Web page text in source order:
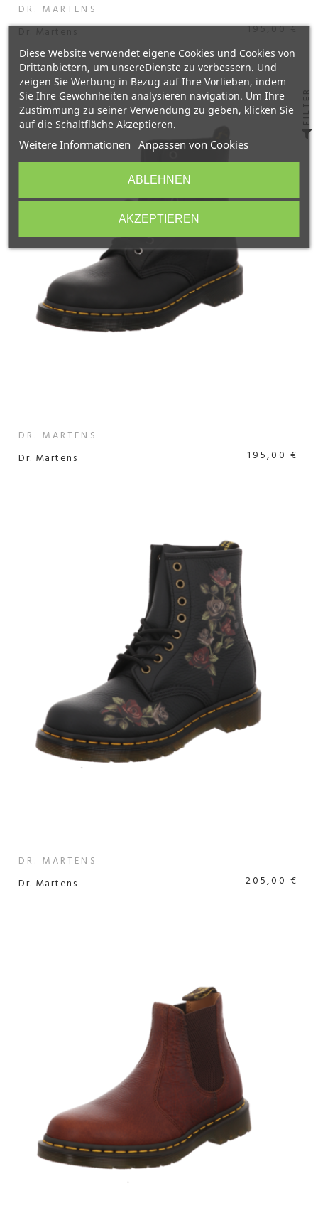
Diese Website verwendet eigene Cookies und Cookies von
Drittanbietern, um unsereDienste zu verbessern. Und
zeigen Sie Werbung in Bezug auf Ihre Vorlieben, indem
Sie Ihre Gewohnheiten analysieren navigation. Um Ihre
Zustimmung zu seiner Verwendung zu geben, klicken Sie
auf die Schaltfläche Akzeptieren.
Weitere Informationen Anpassen von Cookies
ABLEHNEN
AKZEPTIEREN
DR. MARTENS
195,00 €
DR. MARTENS
Dr. Martens 195,00 €
DR. MARTENS
Dr. Martens 205,00 €
FILTER